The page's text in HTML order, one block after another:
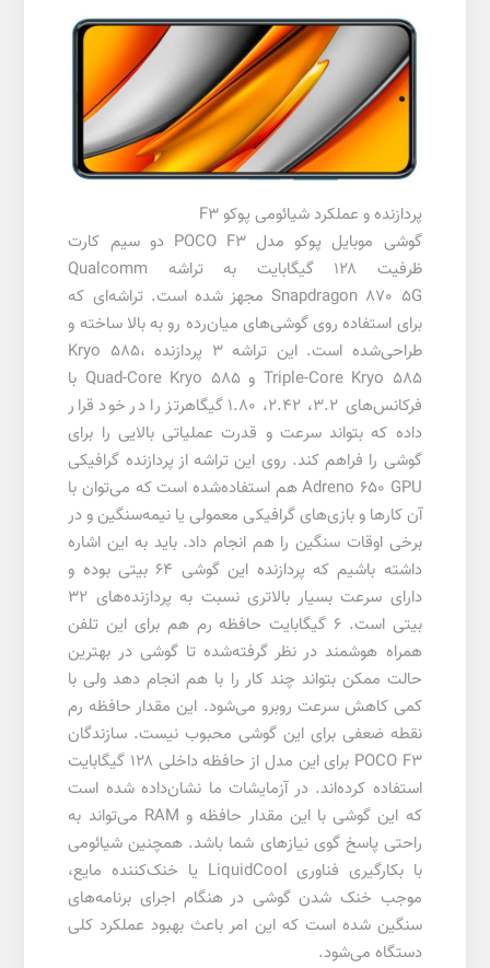
پردازنده و عملکرد شیائومی پوکو F3
گوشی موبایل پوکو مدل POCO F3 دو سیم‌ کارت
ظرفیت ۱۲۸ گیگابایت به تراشه Qualcomm
Snapdragon 870 5G مجهز شده است. تراشه‌ای که
برای استفاده روی گوشی‌های میان‌رده رو به‌ بالا ساخته و
طراحی‌شده است. این تراشه ۳ پردازنده Kryo 585،
Triple-Core Kryo 585 و Quad-Core Kryo 585 با
فرکانس‌های 3.2، 2.42، 1.80 گیگاهرتز را در خود قرار
داده که بتواند سرعت و قدرت عملیاتی بالایی را برای
گوشی را فراهم کند. روی این تراشه از پردازنده گرافیکی
Adreno 650 GPU هم استفاده‌شده است که می‌توان با
آن کارها و بازی‌های گرافیکی معمولی یا نیمه‌سنگین و در
برخی اوقات سنگین را هم انجام داد. باید به این اشاره
داشته باشیم که پردازنده این گوشی ۶۴ بیتی بوده و
دارای سرعت بسیار بالاتری نسبت به پردازنده‌های ۳۲
بیتی است. ۶ گیگابایت حافظه رم هم برای این تلفن
همراه هوشمند در نظر گرفته‌شده تا گوشی در بهترین
حالت ممکن بتواند چند کار را با هم انجام دهد ولی با
کمی کاهش سرعت روبرو می‌شود. این مقدار حافظه رم
نقطه ضعفی برای این گوشی محبوب نیست. سازندگان
POCO F3 برای این مدل از حافظه داخلی ۱۲۸ گیگابایت
استفاده کرده‌اند. در آزمایشات ما نشان‌داده شده است
که این گوشی با این مقدار حافظه و RAM می‌تواند به
راحتی پاسخ گوی نیازهای شما باشد. همچنین شیائومی
با بکارگیری فناوری LiquidCool یا خنک‌کننده مایع،
موجب خنک شدن گوشی در هنگام اجرای برنامه‌های
سنگین شده است که این امر باعث بهبود عملکرد کلی
دستگاه می‌شود.